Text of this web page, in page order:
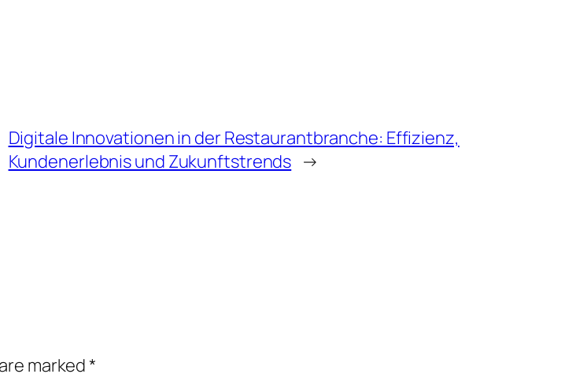
Digitale Innovationen in der Restaurantbranche: Effizienz,
Kundenerlebnis und Zukunftstrends →
marked*